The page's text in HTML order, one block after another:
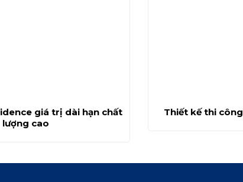
giá trị dài hạn chất
lượng cao
Thiết kế thi